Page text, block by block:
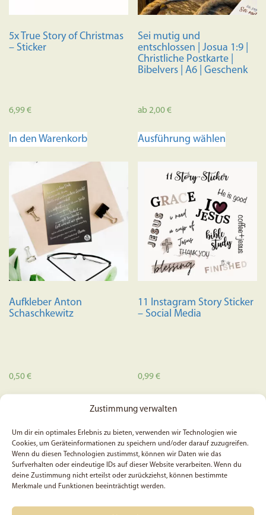
Zustimmung verwalten
Um dir ein optimales Erlebnis zu bieten, verwenden wir Technologien wie
Cookies, um Geräteinformationen zu speichern und/oder darauf zuzugreifen.
Wenn du diesen Technologien zustimmst, können wir Daten wie das
Surfverhalten oder eindeutige IDs auf dieser Website verarbeiten. Wenn du
deine Zustimmung nicht erteilst oder zurückziehst, können bestimmte
Merkmale und Funktionen beeinträchtigt werden.
5x True Story of Christmas
– Sticker
6,99€
In den Warenkorb
Sei mutig und
entschlossen | Josua 1:9 |
Christliche Postkarte |
Bibelvers | A6 | Geschenk
ab2,00€
Ausführung wählen
mehrere
auf.
Die
können
auf
gewählt
Aufkleber Anton
Schaschkewitz
0,50€
11 Instagram Story Sticker
– Social Media
0,99€
In den Warenkorb